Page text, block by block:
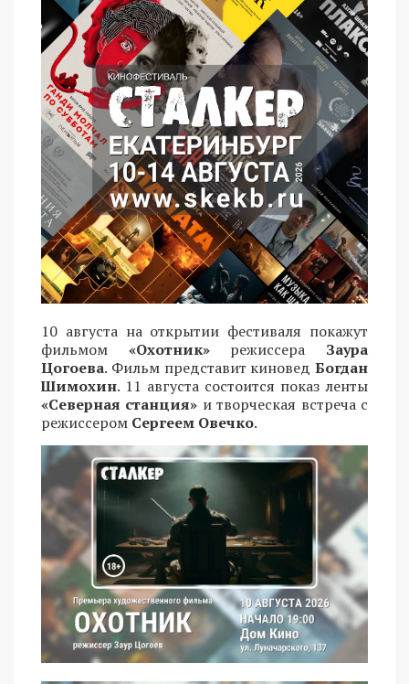
10 августа на открытии фестиваля покажут
фильмом «Охотник»режиссера Заура
Цогоева. Фильм представит киновед Богдан
Шимохин. 11 августа состоится показ ленты
«Северная станция» и творческая встреча с
режиссером Сергеем Овечко.